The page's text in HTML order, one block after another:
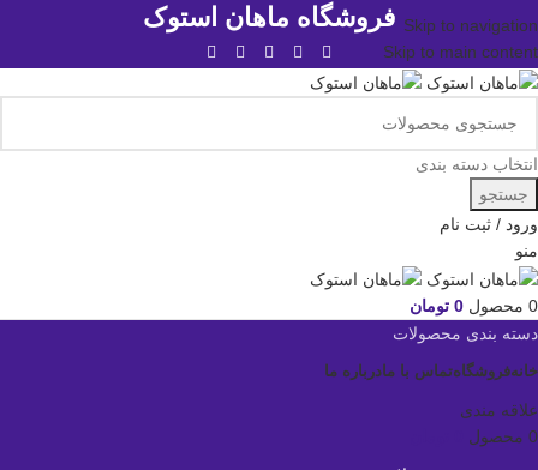
Skip to navigation
Skip to main content
فروشگاه ماهان استوک
انتخاب دسته بندی
جستجو
ورود / ثبت نام
منو
0 محصول 0 تومان
دسته بندی محصولات
خانهفروشگاهتماس با مادرباره ما
علاقه مندی
0 محصول